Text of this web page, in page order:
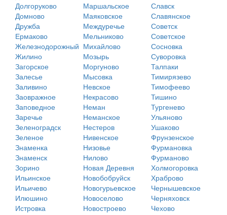
Долгоруково
Домново
Дружба
Ермаково
Железнодорожный
Жилино
Загорское
Залесье
Заливино
Заовражное
Заповедное
Заречье
Зеленоградск
Зеленое
Знаменка
Знаменск
Зорино
Ильинское
Ильичево
Илюшино
Истровка
Маршальское
Маяковское
Междуречье
Мельниково
Михайлово
Мозырь
Моргуново
Мысовка
Невское
Некрасово
Неман
Неманское
Нестеров
Нивенское
Низовье
Нилово
Новая Деревня
Новобобруйск
Новогурьевское
Новоселово
Новостроево
Славск
Славянское
Советск
Советское
Сосновка
Суворовка
Талпаки
Тимирязево
Тимофеево
Тишино
Тургенево
Ульяново
Ушаково
Фрунзенское
Фурмановка
Фурманово
Холмогоровка
Храброво
Чернышевское
Черняховск
Чехово